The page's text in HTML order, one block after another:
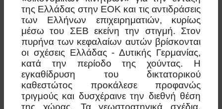
της Ελλάδας στην ΕΟΚ και τις αντιδράσεις
των Ελλήνων επιχειρηματιών, κυρίως
μέσω του ΣΕΒ εκείνη την στιγμή. Στον
πυρήνα των κεφαλαίων αυτών βρίσκονται
οι σχέσεις Ελλάδας - Δυτικής Γερμανίας,
κατά την περίοδο της χούντας. Η
εγκαθίδρυση του δικτατορικού
καθεστώτος προκάλεσε προφανώς
τριγμούς και δυσχέραινε την διεθνή θέση
της χώρας. Τα γεωστρατηγικά σχέδια,